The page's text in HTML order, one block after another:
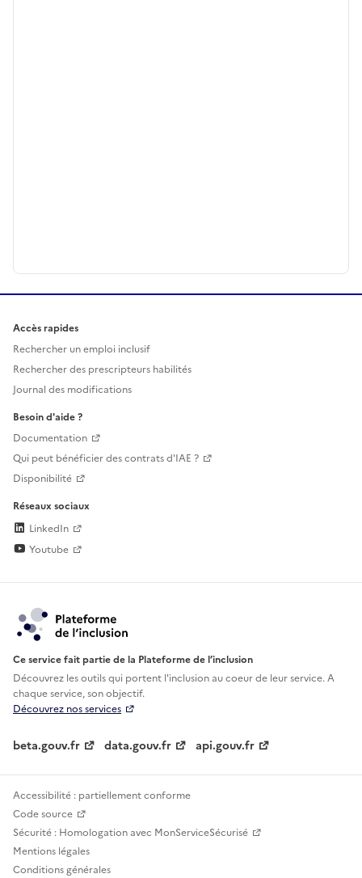
Accès rapides
Rechercher un emploi inclusif
Rechercher des prescripteurs habilités
Journal des modifications
Besoin d'aide ?
Documentation
Qui peut bénéficier des contrats d'IAE ?
Disponibilité
Réseaux sociaux
LinkedIn
Youtube
Ce service fait partie de la Plateforme de l’inclusion
Découvrez les outils qui portent l'inclusion aucoeur de leur service. A
chaque service, son objectif.
Découvrez nos services
beta.gouv.fr data.gouv.fr api.gouv.fr
Accessibilité : partiellement conforme
Code source
Sécurité : Homologation avec MonServiceSécurisé
Mentions légales
Conditions générales